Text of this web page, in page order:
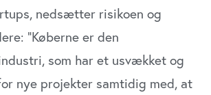
nedsætter risikoen og
”Køberne er den
som har et usvækket og
nye projekter samtidig med, at